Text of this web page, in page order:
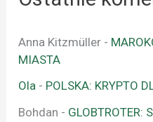
Anna Kitzmüller -
MIASTA
Ola - POLSKA: KRYPTO
Bohdan - GLOBTROTER: